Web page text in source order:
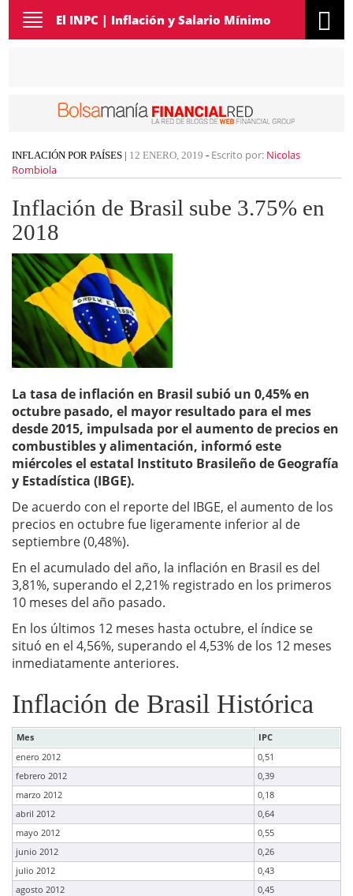
Toggle
navigation
El INPC | Inflación y Salario Mínimo
INFLACIÓN POR PAÍSES | 12 ENERO, 2019 - Escrito por: Nicolas
Rombiola
Inflación de Brasil sube 3.75% en
2018
La tasa de inflación en Brasil subió un 0,45% en
octubre pasado, el mayor resultado para el mes
desde 2015, impulsada por el aumento de precios en
combustibles y alimentación, informó este
miércoles el estatal Instituto Brasileño de Geografía
y Estadística (IBGE).
De acuerdo con el reporte del IBGE, el aumento de los
precios en octubre fue ligeramente inferior al de
septiembre (0,48%).
En el acumulado del año, la inflación en Brasil es del
3,81%, superando el 2,21% registrado en los primeros
10 meses del año pasado.
En los últimos 12 meses hasta octubre, el índice se
situó en el 4,56%, superando el 4,53% de los 12 meses
inmediatamente anteriores.
Inflación de Brasil Histórica
Mes
IPC
enero 2012
0,51
febrero 2012
0,39
marzo 2012
0,18
abril 2012
0,64
mayo 2012
0,55
junio 2012
0,26
julio 2012
0,43
agosto 2012
0,45